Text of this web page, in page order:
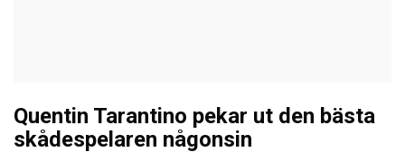
Quentin Tarantino pekar ut den bästa
skådespelaren någonsin